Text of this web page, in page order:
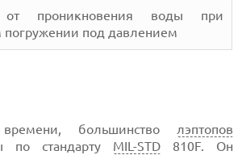
проникновения воды при
погружении под давлением
большинство лэптопов
по стандарту MIL-STD810F. Он